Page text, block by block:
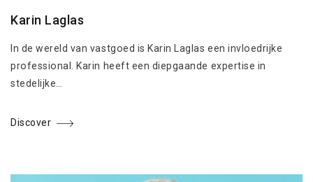
Karin Laglas
In de wereld van vastgoed is Karin Laglas een invloedrijke
professional. Karin heeft een diepgaande expertise in
stedelijke…
Discover